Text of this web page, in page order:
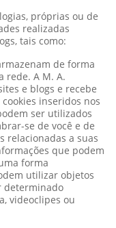
próprias ou de
realizadas
tais como:
de forma
rede. A M. A.
e blogs e recebe
inseridos nos
ser utilizados
se de você e de
relacionadas a suas
que podem
forma
utilizar objetos
determinado
videoclipes ou